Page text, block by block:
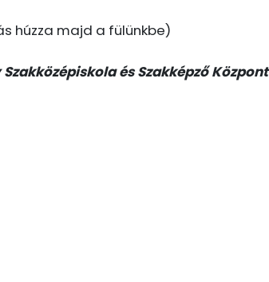
húzza majd a fülünkbe)
és Szakképző Központ